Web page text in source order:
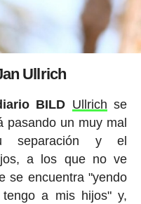
Ullrich
BILD Ullrich se
pasando un muy mal
separación y el
a los que no ve
se encuentra "yendo
a mis hijos" y,